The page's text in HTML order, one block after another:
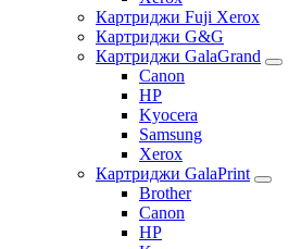
Картриджи Fuji Xerox
Картриджи G&G
Картриджи GalaGrand
Canon
HP
Kyocera
Samsung
Xerox
Картриджи GalaPrint
Brother
Canon
HP